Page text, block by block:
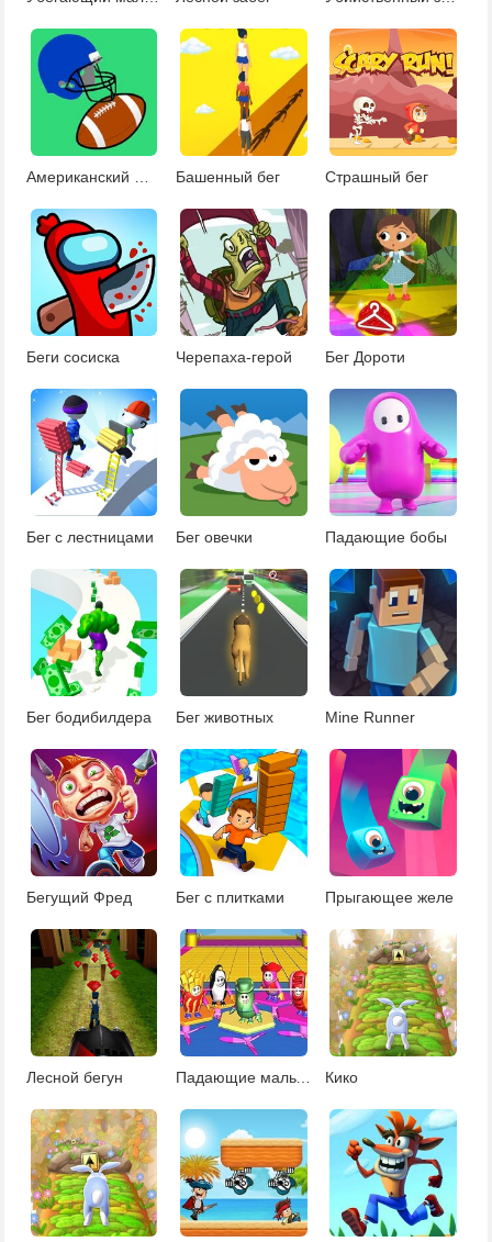
Башенный бег Страшный бег
Беги сосиска Черепаха-герой Бег Дороти
Бег с лестницами Бег овечки Падающие бобы
Бег бодибилдера Бег животных Mine Runner
Бегущий Фред Бег с плитками Прыгающее желе
Лесной бегун Падающие мальчики и девочки Кико